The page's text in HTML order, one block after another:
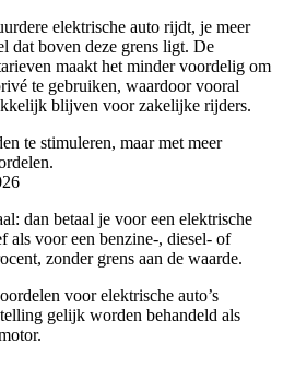
elektrische auto rijdt, je meer
dat boven deze grens ligt. De
maakt het minder voordelig om
te gebruiken, waardoor vooral
blijven voor zakelijke rijders.
te stimuleren, maar met meer
dan betaal je voor een elektrische
als voor een benzine-, diesel- of
zonder grens aan de waarde.
voor elektrische auto’s
gelijk worden behandeld als